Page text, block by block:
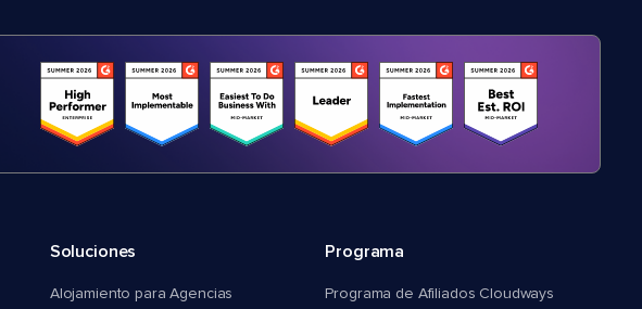
Soluciones
Alojamiento para Agencias
Programa
Programa de Afiliados Cloudways